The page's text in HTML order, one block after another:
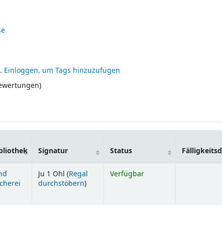
Einloggen, um Tags hinzuzufügen
Signatur Status
Ju 1 Ohl (Regal
durchstöbern(Öffnet sich unterhalb)
)
Verfügbar